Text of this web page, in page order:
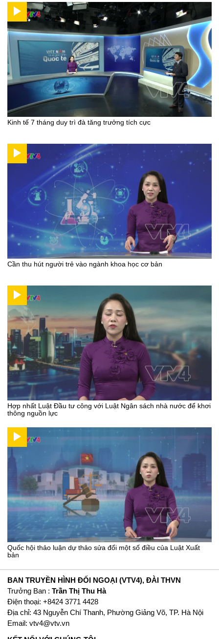
Kinh tế 7 tháng duy trì đà tăng trưởng tích cực
Cần thu hút người trẻ vào ngành khoa học cơ bản
Hợp nhất Luật Đầu tư công với Luật Ngân sách nhà nước để khơi
thông nguồn lực
Quốc hội thảo luận dự thảo sửa đổi một số điều của Luật Xuất
bản
BAN TRUYỀN HÌNH ĐỐI NGOẠI (VTV4), ĐÀI THVN
Trưởng Ban : Trần Thị Thu Hà
Ðiện thoại: +8424 3771 4428
Địa chỉ: 43 Nguyễn Chí Thanh, Phường Giảng Võ, TP. Hà Nội
Email: vtv4@vtv.vn